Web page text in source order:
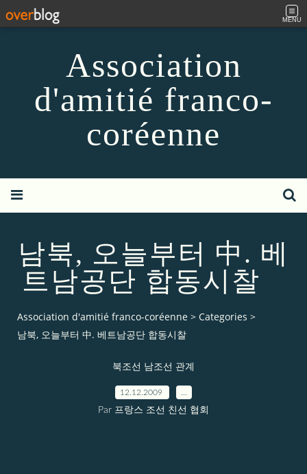
MENU
Association
d'amitié franco-
coréenne
남북, 오늘부터 中. 베
트남공단 합동시찰
Association d'amitié franco-coréenne > Categories >
남북, 오늘부터 中. 베트남공단 합동시찰
북조선 남조선 관계
12.12.2009
Par 프랑스 조선 친선 협회